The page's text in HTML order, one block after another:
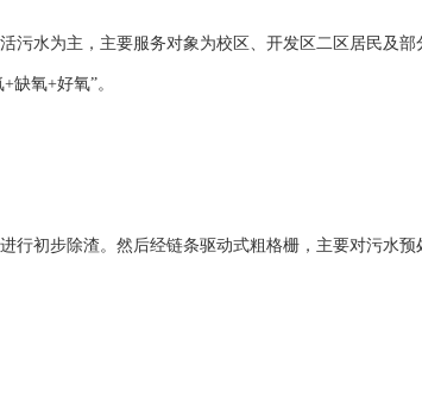
水为主，主要服务对象为校区、开发区二区居民及部
缺氧+好氧”。
初步除渣。然后经链条驱动式粗格栅，主要对污水预